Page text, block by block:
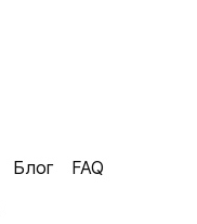
Блог
FAQ